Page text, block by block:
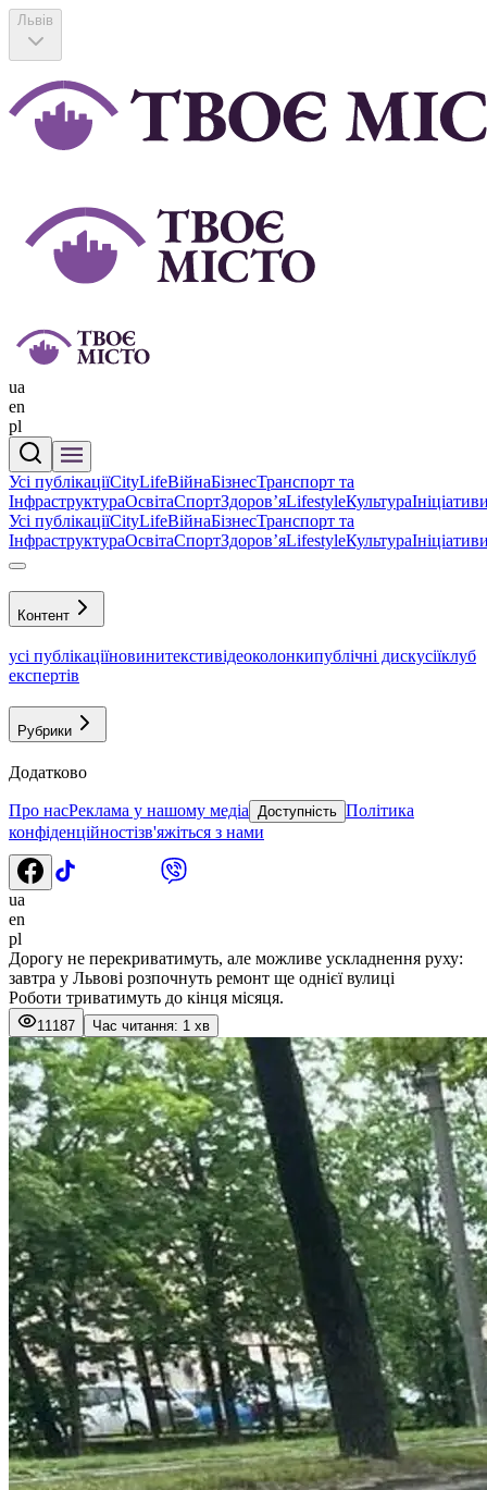
Львів
ua
en
pl
Усі публікаціїCityLifeВійнаБізнесТранспорт та
ІнфраструктураОсвітаСпортЗдоровʼяLifestyleКультура
Усі публікаціїCityLifeВійнаБізнесТранспорт та
ІнфраструктураОсвітаСпортЗдоровʼяLifestyleКультура
Контент
усі публікаціїновинитекстивідеоколонкипублічні дискусіїклуб
експертів
Рубрики
Додатково
Про насРеклама у нашому медіа Доступність Політика
конфіденційностізв'яжіться з нами
ua
en
pl
Дорогу не перекриватимуть, але можливе ускладнення руху:
завтра у Львові розпочнуть ремонт ще однієї вулиці
Роботи триватимуть до кінця місяця.
11187 Час читання: 1 хв